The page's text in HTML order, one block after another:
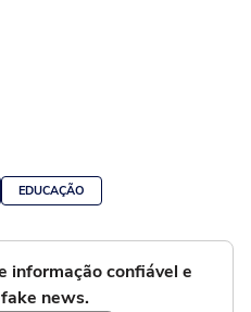
EDUCAÇÃO
informação confiável e
news.